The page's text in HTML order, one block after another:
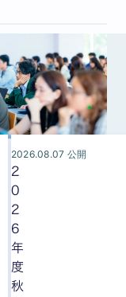
2026.08.07 公開
2
0
2
6
年
度
秋